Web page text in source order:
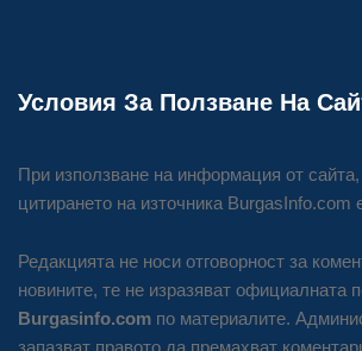
Условия За Ползване На
При използване на информация от сайта,
цитирането на източника BurgasInfo.com
Редакцията не носи отговорност за
новините, те не изразяват официалната
Burgasinfo.com по материалите.
запазват правото да премахват